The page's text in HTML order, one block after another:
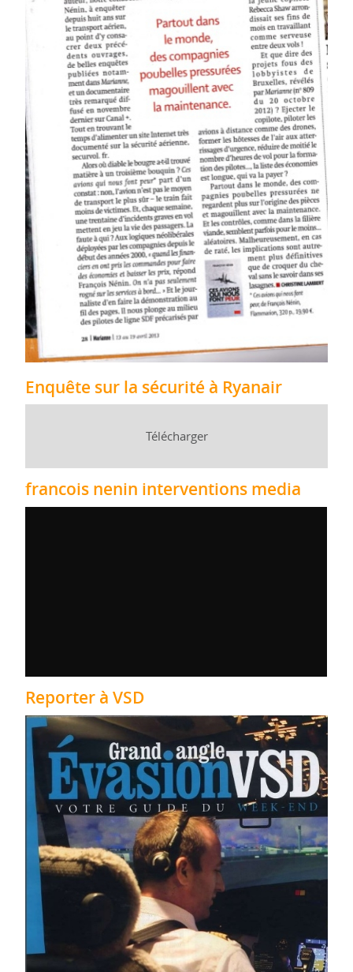
Enquête sur la sécurité à Ryanair
Télécharger
francois nenin interventions media
Reporter à VSD